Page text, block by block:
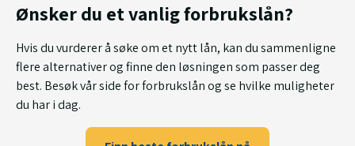
Ønsker du et vanlig forbrukslån?
Hvis du vurderer å søke om et nytt lån, kan du sammenligne
flere alternativer og finne den løsningen som passer deg
best. Besøk vår side for forbrukslån og se hvilke muligheter
du har i dag.